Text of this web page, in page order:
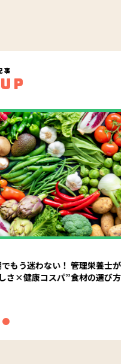
事
！ 管理栄養士が
パ”食材の選び方
セミナ
感！ 「FYTTEウェルネスデイ」イベントレポ